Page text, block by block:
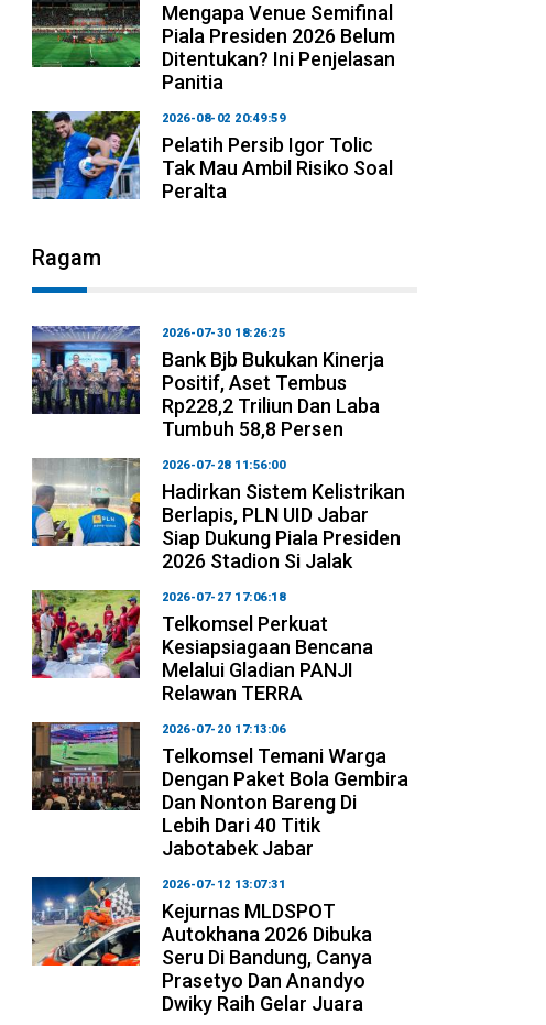
Mengapa Venue Semifinal
Piala Presiden 2026 Belum
Ditentukan? Ini Penjelasan
Panitia
2026-08-02 20:49:59
Pelatih Persib Igor Tolic
Tak Mau Ambil Risiko Soal
Peralta
Ragam
2026-07-30 18:26:25
Bank Bjb Bukukan Kinerja
Positif, Aset Tembus
Rp228,2 Triliun Dan Laba
Tumbuh 58,8 Persen
2026-07-28 11:56:00
Hadirkan Sistem Kelistrikan
Berlapis, PLN UID Jabar
Siap Dukung Piala Presiden
2026 Stadion Si Jalak
2026-07-27 17:06:18
Telkomsel Perkuat
Kesiapsiagaan Bencana
Melalui Gladian PANJI
Relawan TERRA
2026-07-20 17:13:06
Telkomsel Temani Warga
Dengan Paket Bola Gembira
Dan Nonton Bareng Di
Lebih Dari 40 Titik
Jabotabek Jabar
2026-07-12 13:07:31
Kejurnas MLDSPOT
Autokhana 2026 Dibuka
Seru Di Bandung, Canya
Prasetyo Dan Anandyo
Dwiky Raih Gelar Juara